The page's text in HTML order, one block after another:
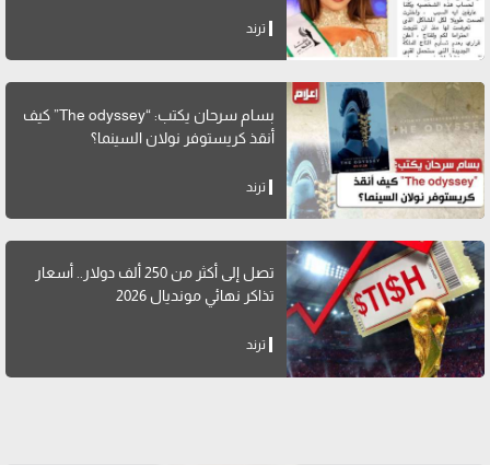
ترند
بسام سرحان يكتب: “The odyssey” كيف
أنقذ كريستوفر نولان السينما؟
ترند
تصل إلى أكثر من 250 ألف دولار.. أسعار
تذاكر نهائي مونديال 2026
ترند